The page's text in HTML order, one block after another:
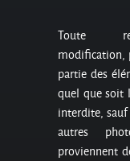
Toute
modification,
partie des
quel que soit
interdite,
autres
proviennent